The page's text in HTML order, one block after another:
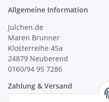
Allgemeine Information
Julchen.de
Maren Brunner
Klosterreihe 45a
24879 Neuberend
0160/94 95 7286
Zahlung & Versand